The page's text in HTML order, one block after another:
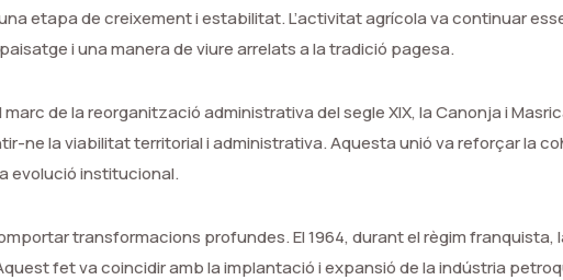
etapa de creixement i estabilitat. L’activitat agrícola va continuar
i una manera de viure arrelats a la tradició pagesa.
marc de la reorganització administrativa del segle XIX, la Canonja i
ne la viabilitat territorial i administrativa. Aquesta unió va reforçar la
evolució institucional.
transformacions profundes. El 1964, durant el règim
fet va coincidir amb la implantació i expansió de la indústria